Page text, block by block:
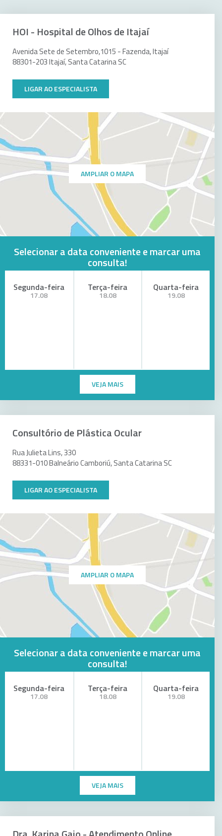
HOI - Hospital de Olhos de Itajaí
Avenida Sete de Setembro,1015 - Fazenda, Itajaí
88301-203 Itajaí, Santa Catarina SC
LIGAR AO ESPECIALISTA
AMPLIAR O MAPA
Selecionar a data conveniente e marcar uma
consulta!
Segunda-feira
17.08
Terça-feira
18.08
Quarta-feira
19.08
VEJA MAIS
Consultório de Plástica Ocular
Rua Julieta Lins, 330
88331-010 Balneário Camboriú, Santa Catarina SC
LIGAR AO ESPECIALISTA
AMPLIAR O MAPA
Selecionar a data conveniente e marcar uma
consulta!
Segunda-feira
17.08
Terça-feira
18.08
Quarta-feira
19.08
VEJA MAIS